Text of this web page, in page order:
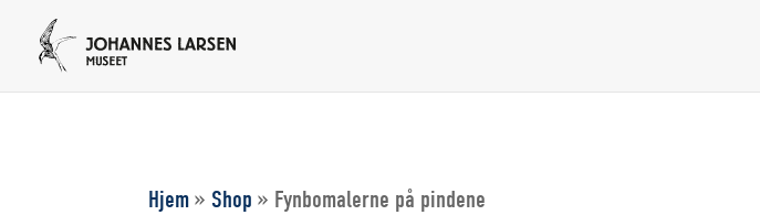
Hjem» Shop » Fynbomalerne på pindene